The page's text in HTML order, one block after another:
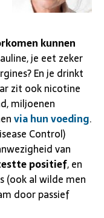
kunnen
je eet zeker
En je drinkt
zit ook nicotine
miljoenen
via hun voeding.
Control)
van
positief, en
(ook al wilde men
door passief